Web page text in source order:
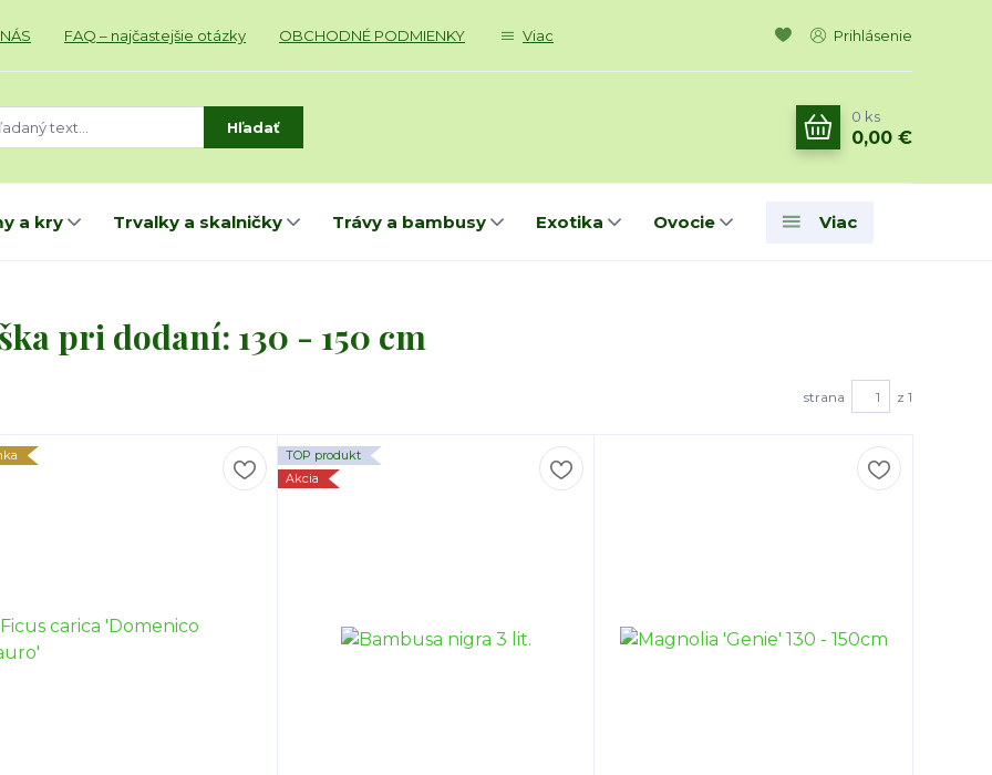
FAQ – najčastejšie otázky OBCHODNÉ PODMIENKY Viac Prihlásenie
Hľadať
0 ks
0,00 €
a kry Trvalky a skalničky Trávy a bambusy Exotika Ovocie Viac
pri dodaní: 130 - 150 cm
strana z 1
TOP produkt
Akcia